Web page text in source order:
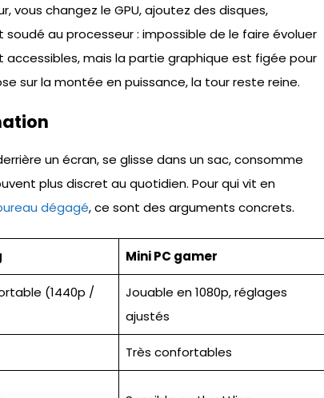
vous changez le GPU, ajoutez des disques,
soudé au processeur : impossible de le faire évoluer
mais la partie graphique est figée pour
sur la montée en puissance, la tour reste reine.
un écran, se glisse dans un sac, consomme
plus discret au quotidien. Pour qui vit en
dégagé, ce sont des arguments concrets.
Mini PC gamer
(1440p /
Jouable en 1080p, réglages
ajustés
Très confortables